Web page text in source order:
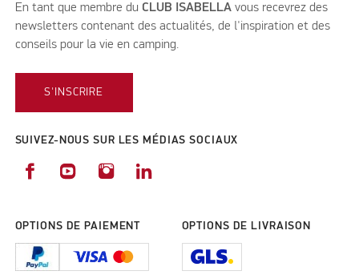
En tant que membre du CLUB ISABELLA vous recevrez des
newsletters contenant des actualités, de l'inspiration et des
conseils pour la vie en camping.
S'INSCRIRE
SUIVEZ-NOUS SUR LES MÉDIAS SOCIAUX
OPTIONS DE PAIEMENT OPTIONS DE LIVRAISON